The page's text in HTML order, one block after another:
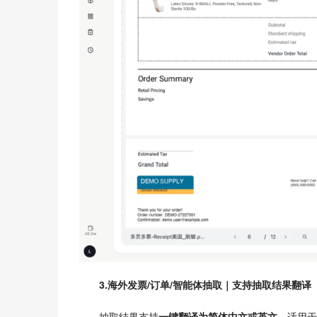
3.海外发票/订单/智能体抽取｜支持抽取结果翻译